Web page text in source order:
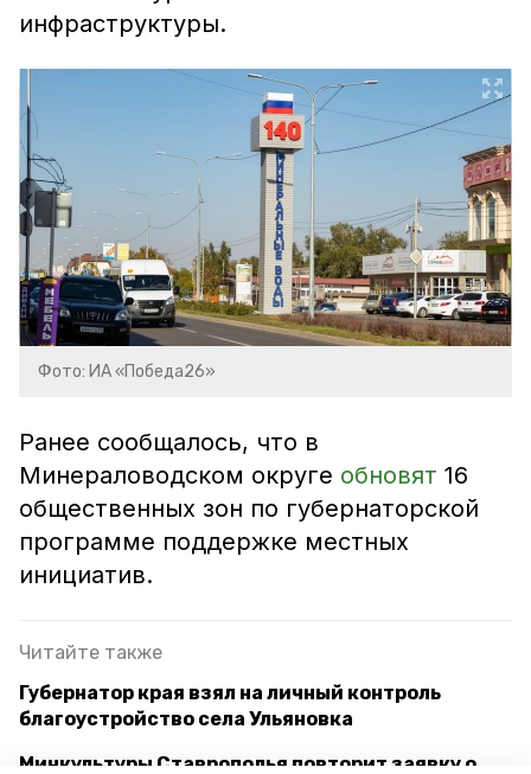
инфраструктуры.
Фото: ИА «Победа26»
Ранее сообщалось, что в
Минераловодском округе обновят 16
общественных зон по губернаторской
программе поддержке местных
инициатив.
Читайте также
Губернатор края взял на личный контроль
благоустройство села Ульяновка
Минкультуры Ставрополья повторит заявку о